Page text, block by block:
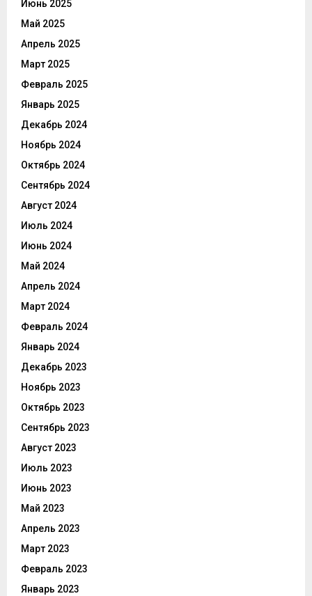
Июнь 2025
Май 2025
Апрель 2025
Март 2025
Февраль 2025
Январь 2025
Декабрь 2024
Ноябрь 2024
Октябрь 2024
Сентябрь 2024
Август 2024
Июль 2024
Июнь 2024
Май 2024
Апрель 2024
Март 2024
Февраль 2024
Январь 2024
Декабрь 2023
Ноябрь 2023
Октябрь 2023
Сентябрь 2023
Август 2023
Июль 2023
Июнь 2023
Май 2023
Апрель 2023
Март 2023
Февраль 2023
Январь 2023